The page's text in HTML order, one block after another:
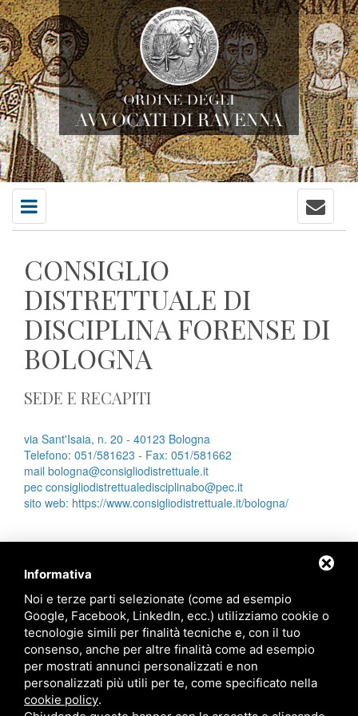
Menu
principale
Contatti
CONSIGLIO
DISTRETTUALE DI
DISCIPLINA FORENSE DI
BOLOGNA
SEDE E RECAPITI
via Sant'Isaia, n. 20 - 40123 Bologna
Telefono: 051/581623 - Fax: 051/581662
mail bologna@consigliodistrettuale.it
pec consigliodistrettualedisciplinabo@pec.it
sito web: https://www.consigliodistrettuale.it/bologna/
Ordine degli Avvocati di Ravenna
Palazzo di Giustizia
Viale Giovanni Falcone, 67
Ravenna - 48124
Informativa
Noi e terze parti selezionate (come ad esempio
Google, Facebook, LinkedIn, ecc.) utilizziamo cookie o
tecnologie simili per finalità tecniche e, con il tuo
consenso, anche per altre finalità come ad esempio
per mostrati annunci personalizzati e non
personalizzati più utili per te, come specificato nella
cookie policy.